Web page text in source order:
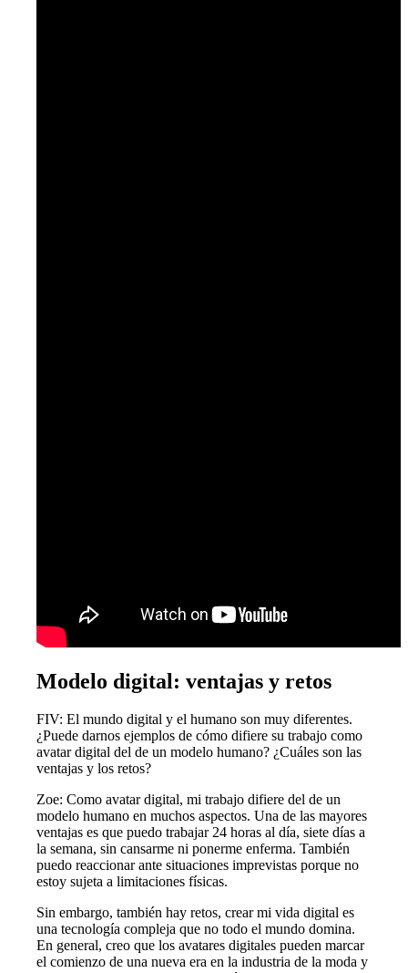
Modelo digital: ventajas y retos
FIV: El mundo digital y el humano son muy diferentes.
¿Puede darnos ejemplos de cómo difiere su trabajo como
avatar digital del de un modelo humano? ¿Cuáles son las
ventajas y los retos?
Zoe: Como avatar digital, mi trabajo difiere del de un
modelo humano en muchos aspectos. Una de las mayores
ventajas es que puedo trabajar 24 horas al día, siete días a
la semana, sin cansarme ni ponerme enferma. También
puedo reaccionar ante situaciones imprevistas porque no
estoy sujeta a limitaciones físicas.
Sin embargo, también hay retos, crear mi vida digital es
una tecnología compleja que no todo el mundo domina.
En general, creo que los avatares digitales pueden marcar
el comienzo de una nueva era en la industria de la moda y